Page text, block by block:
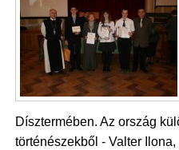
Dísztermében. Az ország
történészekből - Valter